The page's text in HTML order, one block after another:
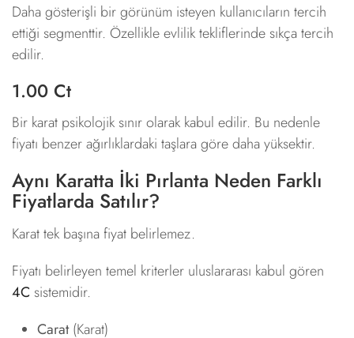
Daha gösterişli bir görünüm isteyen kullanıcıların tercih
ettiği segmenttir. Özellikle evlilik tekliflerinde sıkça tercih
edilir.
1.00 Ct
Bir karat psikolojik sınır olarak kabul edilir. Bu nedenle
fiyatı benzer ağırlıklardaki taşlara göre daha yüksektir.
Aynı Karatta İki Pırlanta Neden Farklı
Fiyatlarda Satılır?
Karat tek başına fiyat belirlemez.
Fiyatı belirleyen temel kriterler uluslararası kabul gören
4C sistemidir.
Carat(Karat)